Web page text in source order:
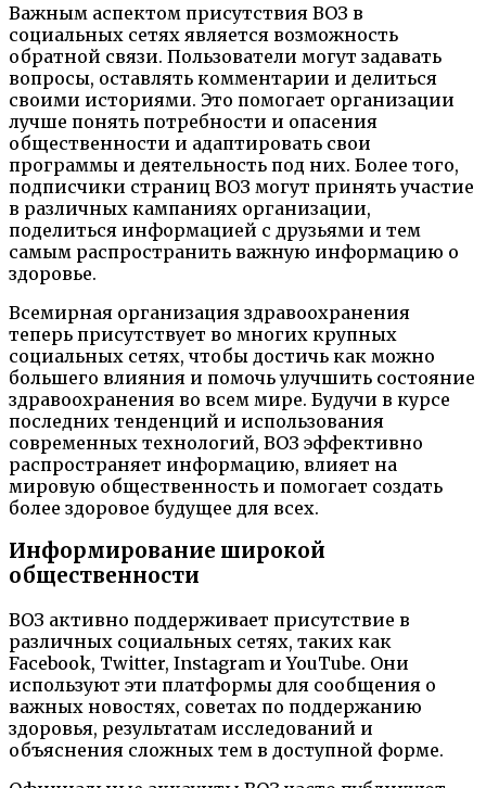
Важным аспектом присутствия ВОЗ в
социальных сетях является возможность
обратной связи. Пользователи могут задавать
вопросы, оставлять комментарии и делиться
своими историями. Это помогает организации
лучше понять потребности и опасения
общественности и адаптировать свои
программы и деятельность под них. Более того,
подписчики страниц ВОЗ могут принять участие
в различных кампаниях организации,
поделиться информацией с друзьями и тем
самым распространить важную информацию о
здоровье.
Всемирная организация здравоохранения
теперь присутствует во многих крупных
социальных сетях, чтобы достичь как можно
большего влияния и помочь улучшить состояние
здравоохранения во всем мире. Будучи в курсе
последних тенденций и использования
современных технологий, ВОЗ эффективно
распространяет информацию, влияет на
мировую общественность и помогает создать
более здоровое будущее для всех.
Информирование широкой
общественности
ВОЗ активно поддерживает присутствие в
различных социальных сетях, таких как
Facebook, Twitter, Instagram и YouTube. Они
используют эти платформы для сообщения о
важных новостях, советах по поддержанию
здоровья, результатам исследований и
объяснения сложных тем в доступной форме.